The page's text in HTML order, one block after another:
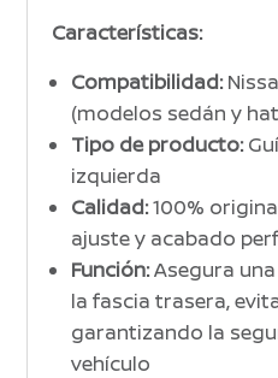
Características:
Compatibilidad:
(modelos sedán y
Tipo de producto:
izquierda
Calidad:100%
ajuste y acabado
Función:Asegura
la fascia trasera,
garantizando la
vehículo